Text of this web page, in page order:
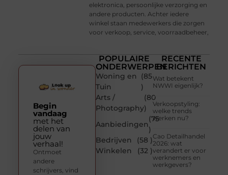
elektronica, persoonlijke verzorging en
andere producten. Achter iedere
winkel staan medewerkers die zorgen
voor verkoop, service, voorraadbeheer,
POPULAIRE
ONDERWERPEN
Woning en
Tuin
(85
)
Arts /
Photography
(80
)
Aanbiedingen
(75
)
Bedrijven
(58 )
Winkelen
(32 )
RECENTE
BERICHTEN
Wat betekent
NWWI eigenlijk?
Verkoopstyling:
welke trends
werken nu?
Cao Detailhandel
2026: wat
verandert er voor
werknemers en
werkgevers?
Begin
vandaag
met het
delen van
jouw
verhaal!
Ontmoet
andere
schrijvers, vind